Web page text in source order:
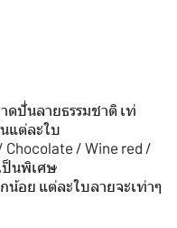
ดปั่นลายธรรมชาติ เท่
แต่ละใบ
/ Wine red /
ป็นพิเศษ
น้อย แต่ละใบลายจะเท่าๆ